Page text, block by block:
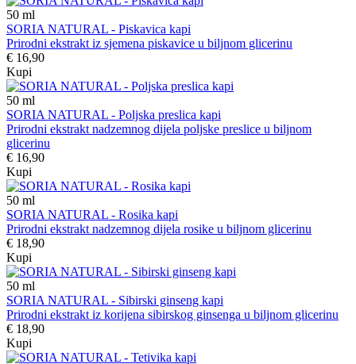
50 ml
SORIA NATURAL - Piskavica kapi
Prirodni ekstrakt iz sjemena piskavice u biljnom glicerinu
€ 16,90
Kupi
50 ml
SORIA NATURAL - Poljska preslica kapi
Prirodni ekstrakt nadzemnog dijela poljske preslice u biljnom
glicerinu
€ 16,90
Kupi
50 ml
SORIA NATURAL - Rosika kapi
Prirodni ekstrakt nadzemnog dijela rosike u biljnom glicerinu
€ 18,90
Kupi
50 ml
SORIA NATURAL - Sibirski ginseng kapi
Prirodni ekstrakt iz korijena sibirskog ginsenga u biljnom glicerinu
€ 18,90
Kupi